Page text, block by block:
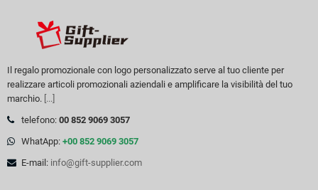
Il regalo promozionale con logo personalizzato serve al tuo cliente per
realizzare articoli promozionali aziendali e amplificare la visibilità del tuo
marchio. [...]
telefono: 00 852 9069 3057
WhatApp: +00 852 9069 3057
E-mail: info@gift-supplier.com